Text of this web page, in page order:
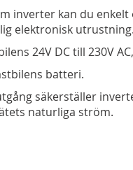
inverter kan du
elektronisk utrustning.
24V DC till 230V
batteri.
säkerställer
naturliga ström.